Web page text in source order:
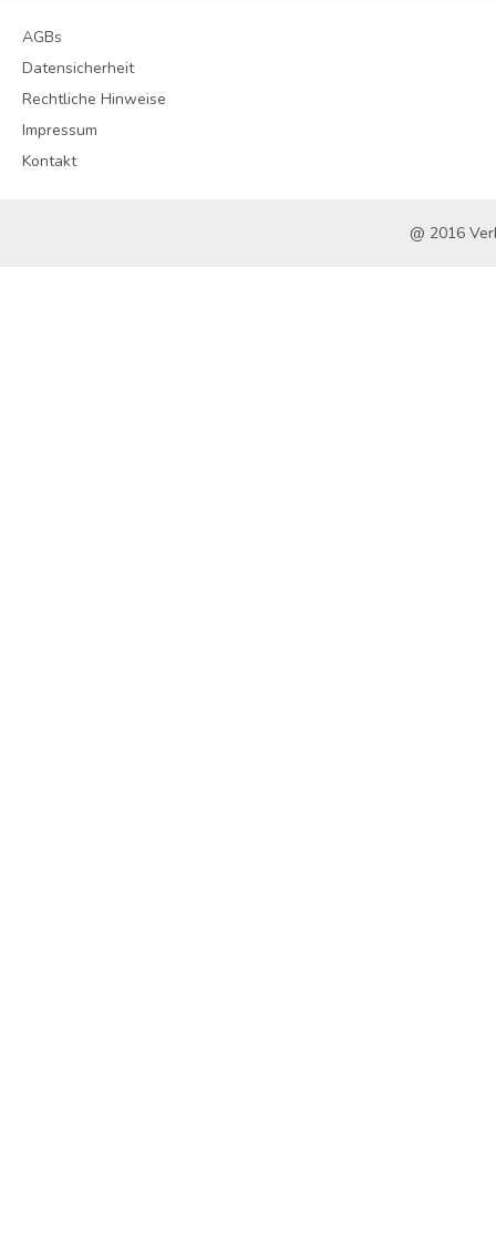
AGBs
Datensicherheit
Rechtliche Hinweise
Impressum
Kontakt
@ 2016